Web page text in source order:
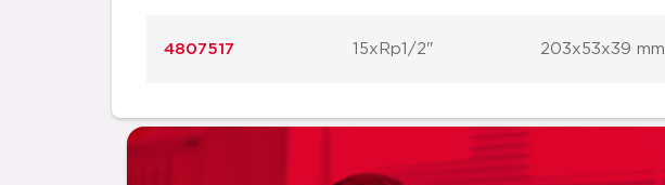
4807517 15xRp1/2" 203x53x39 mm